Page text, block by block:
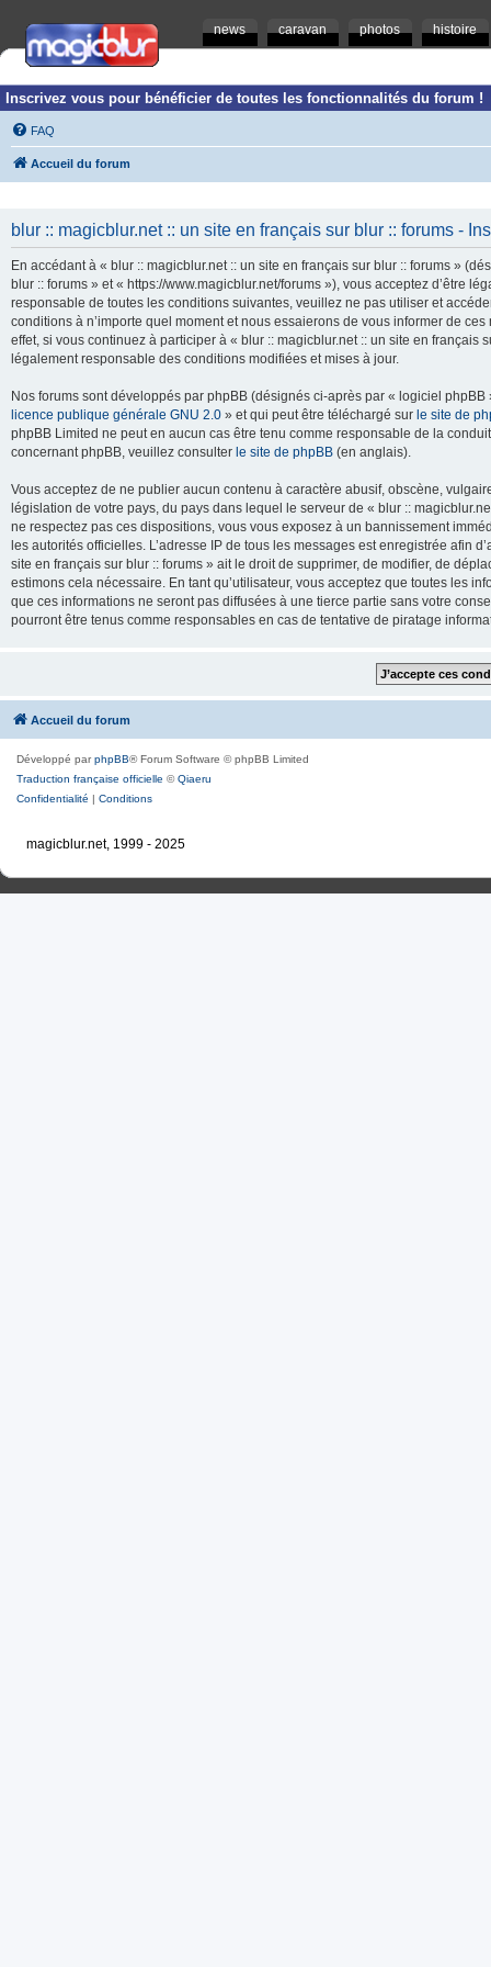
news caravan photos histoire
Inscrivez vous pour bénéficier de toutes les fonctionnalités du forum !
FAQ
Accueil du forum
blur :: magicblur.net :: un site en français sur blur :: forums -
En accédant à « blur :: magicblur.net :: un site en français sur blur :: forums »
blur :: forums » et « https://www.magicblur.net/forums »), vous acceptez d’être
responsable de toutes les conditions suivantes, veuillez ne pas utiliser et
conditions à n’importe quel moment et nous essaierons de vous informer de
effet, si vous continuez à participer à « blur :: magicblur.net :: un site en
légalement responsable des conditions modifiées et mises à jour.
Nos forums sont développés par phpBB (désignés ci-après par « logiciel
licence publique générale GNU 2.0 » et qui peut être téléchargé sur le site de
phpBB Limited ne peut en aucun cas être tenu comme responsable de la
concernant phpBB, veuillez consulter le site de phpBB (en anglais).
Vous acceptez de ne publier aucun contenu à caractère abusif, obscène,
législation de votre pays, du pays dans lequel le serveur de « blur ::
ne respectez pas ces dispositions, vous vous exposez à un bannissement
les autorités officielles. L’adresse IP de tous les messages est enregistrée afin
site en français sur blur :: forums » ait le droit de supprimer, de modifier, de
estimons cela nécessaire. En tant qu’utilisateur, vous acceptez que toutes les
que ces informations ne seront pas diffusées à une tierce partie sans votre
pourront être tenus comme responsables en cas de tentative de piratage
Accueil du forum
Développé parphpBB® Forum Software © phpBB Limited
Traduction française officielle ©Qiaeru
Confidentialité | Conditions
magicblur.net, 1999 - 2025